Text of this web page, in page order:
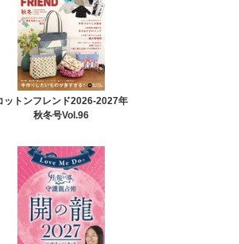
ットンフレンド2026-2027年
秋冬号Vol.96